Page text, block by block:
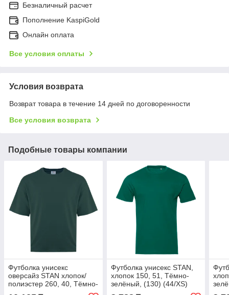
Безналичный расчет
Пополнение KaspiGold
Онлайн оплата
Все условия оплаты
Условия возврата
Возврат товара в течение 14 дней по договоренности
Все условия возврата
Подобные товары компании
Футболка унисекс
оверсайз STAN хлопок/
полиэстер 260, 40, Тёмно-
зелёный, (130) (52/XL)
Футболка унисекс STAN,
хлопок 150, 51, Тёмно-
зелёный, (130) (44/XS)